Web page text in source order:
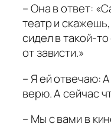
– Она в ответ:
театр и
сидел в такой-
от зависти.»
– Я ей отвечаю:
верю. А сейчас
– Мы с вами в